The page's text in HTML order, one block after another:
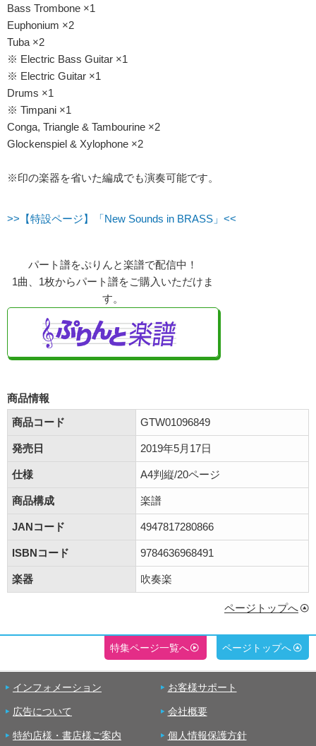
Bass Trombone ×1
Euphonium ×2
Tuba ×2
※ Electric Bass Guitar ×1
※ Electric Guitar ×1
Drums ×1
※ Timpani ×1
Conga, Triangle & Tambourine ×2
Glockenspiel & Xylophone ×2
※印の楽器を省いた編成でも演奏可能です。
>>【特設ページ】「New Sounds in BRASS」<<
パート譜をぷりんと楽譜で配信中！
1曲、1枚からパート譜をご購入いただけま
す。
商品情報
商品コード
GTW01096849
発売日 2019年5月17日
仕様 A4判縦/20ページ
商品構成 楽譜
JANコード 4947817280866
ISBNコード 9784636968491
楽器 吹奏楽
ページトップへ
特集ページ一覧へ ページトップへ
インフォメーション お客様サポート
広告について 会社概要
特約店様・書店様ご案内 個人情報保護方針